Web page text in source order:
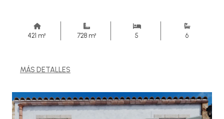
421 m² 728 m² 5 6
MÁS DETALLES